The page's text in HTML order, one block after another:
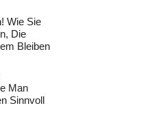
Wie Sie
Die
Bleiben
Man
Sinnvoll